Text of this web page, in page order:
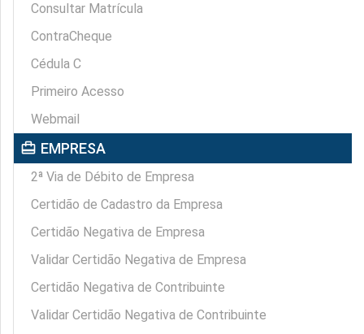
Consultar Matrícula
ContraCheque
Cédula C
Primeiro Acesso
Webmail
card_travel EMPRESA
2ª Via de Débito de Empresa
Certidão de Cadastro da Empresa
Certidão Negativa de Empresa
Validar Certidão Negativa de Empresa
Certidão Negativa de Contribuinte
Validar Certidão Negativa de Contribuinte